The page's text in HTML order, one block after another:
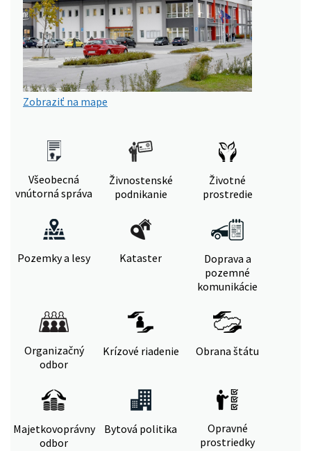
Zobraziť na mape
Všeobecná
vnútorná správa
Živnostenské
podnikanie
Životné
prostredie
Pozemky a lesy Kataster
Doprava a
pozemné
komunikácie
Organizačný
odbor
Krízové riadenie Obrana štátu
Majetkovoprávny
odbor
Bytová politika
Opravné
prostriedky